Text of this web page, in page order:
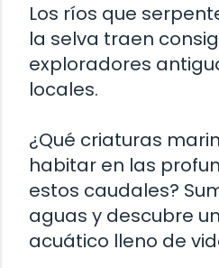
Los ríos que
la selva traen
exploradores
locales.
¿Qué criaturas
habitar en las
estos caudales?
aguas y descubre
acuático lleno de